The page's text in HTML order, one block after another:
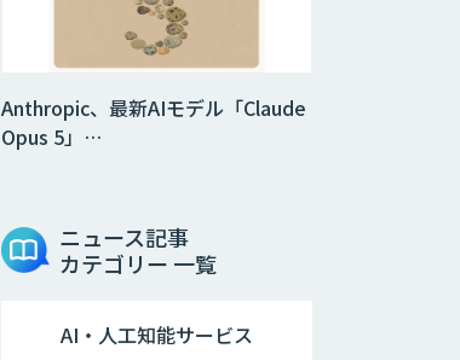
Anthropic、最新AIモデル「Claude
Opus 5」…
ニュース記事
カテゴリー 一覧
AI・人工知能サービス